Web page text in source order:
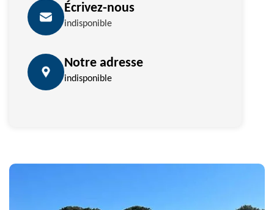
Écrivez-nous
indisponible
Notre adresse
indisponible